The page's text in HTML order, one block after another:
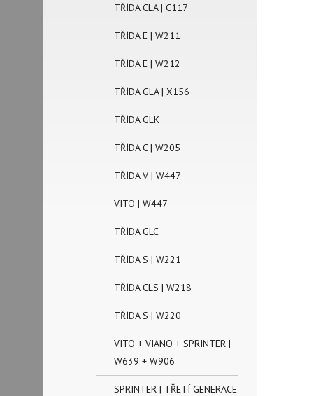
TŘÍDA CLA | C117
TŘÍDA E | W211
TŘÍDA E | W212
TŘÍDA GLA | X156
TŘÍDA GLK
TŘÍDA C | W205
TŘÍDA V | W447
VITO | W447
TŘÍDA GLC
TŘÍDA S | W221
TŘÍDA CLS | W218
TŘÍDA S | W220
VITO + VIANO + SPRINTER |
W639 + W906
SPRINTER | TŘETÍ GENERACE